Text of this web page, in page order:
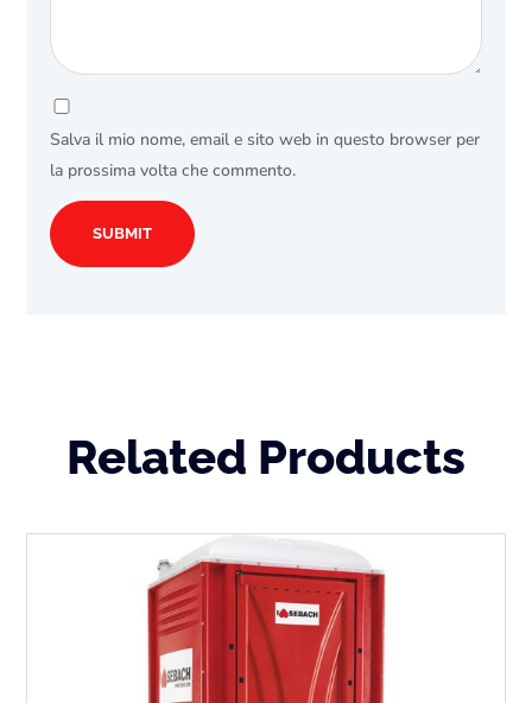
Salva il mio nome, email e sito web in questo browser per
la prossima volta che commento.
Related Products